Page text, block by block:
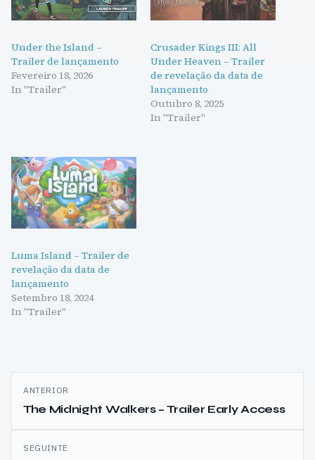
Under the Island –
Trailer de lançamento
Fevereiro 18, 2026
In "Trailer"
Crusader Kings III: All
Under Heaven – Trailer
de revelação da data de
lançamento
Outubro 8, 2025
In "Trailer"
Luma Island – Trailer de
revelação da data de
lançamento
Setembro 18, 2024
In "Trailer"
Navegação
de
artigos
ANTERIOR
The Midnight Walkers – Trailer Early Access
SEGUINTE